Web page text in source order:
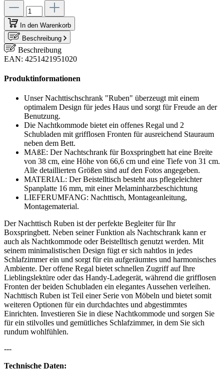
In den Warenkorb
Beschreibung
Beschreibung
EAN: 4251421951020
Produktinformationen
Unser Nachttischschrank "Ruben" überzeugt mit einem
optimalem Design für jedes Haus und sorgt für Freude an der
Benutzung.
Die Nachtkommode bietet ein offenes Regal und 2
Schubladen mit grifflosen Fronten für ausreichend Stauraum
neben dem Bett.
MAßE: Der Nachtschrank für Boxspringbett hat eine Breite
von 38 cm, eine Höhe von 66,6 cm und eine Tiefe von 31 cm.
Alle detaillierten Größen sind auf den Fotos angegeben.
MATERIAL: Der Beistelltisch besteht aus pflegeleichter
Spanplatte 16 mm, mit einer Melaminharzbeschichtung
LIEFERUMFANG: Nachttisch, Montageanleitung,
Montagematerial.
Der Nachttisch Ruben ist der perfekte Begleiter für Ihr
Boxspringbett. Neben seiner Funktion als Nachtschrank kann er
auch als Nachtkommode oder Beistelltisch genutzt werden. Mit
seinem minimalistischen Design fügt er sich nahtlos in jedes
Schlafzimmer ein und sorgt für ein aufgeräumtes und harmonisches
Ambiente. Der offene Regal bietet schnellen Zugriff auf Ihre
Lieblingslektüre oder das Handy-Ladegerät, während die grifflosen
Fronten der beiden Schubladen ein elegantes Aussehen verleihen.
Nachttisch Ruben ist Teil einer Serie von Möbeln und bietet somit
weiteren Optionen für ein durchdachtes und abgestimmtes
Einrichten. Investieren Sie in diese Nachtkommode und sorgen Sie
für ein stilvolles und gemütliches Schlafzimmer, in dem Sie sich
rundum wohlfühlen.
---
Technische Daten: